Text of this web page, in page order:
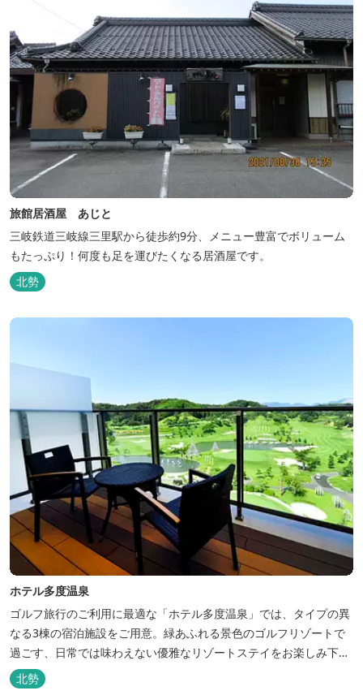
旅館居酒屋 あじと
三岐鉄道三岐線三里駅から徒歩約9分、メニュー豊富でボリューム
もたっぷり！何度も足を運びたくなる居酒屋です。
北勢
ホテル多度温泉
ゴルフ旅行のご利用に最適な「ホテル多度温泉」では、タイプの異
なる3棟の宿泊施設をご用意。緑あふれる景色のゴルフリゾートで
過ごす、日常では味わえない優雅なリゾートステイをお楽しみ下さ
い。
北勢